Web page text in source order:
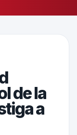
de la
a